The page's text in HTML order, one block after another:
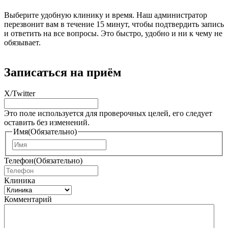
Выберите удобную клинику и время. Наш администратор
перезвонит вам в течение 15 минут, чтобы подтвердить запись
и ответить на все вопросы. Это быстро, удобно и ни к чему не
обязывает.
Записаться на приём
X/Twitter
Это поле используется для проверочных целей, его следует
оставить без изменений.
Имя(Обязательно)
м
Телефон(Обязательно)
Клиника
Комментарий